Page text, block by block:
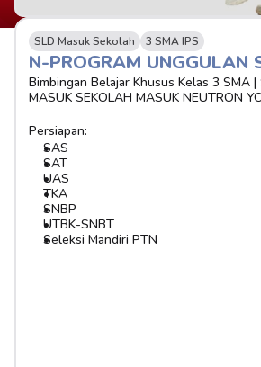
SLD Masuk Sekolah 3 SMA IPS
N-PROGRAM UNGGULAN
Bimbingan Belajar Khusus Kelas 3 SMA |
MASUK SEKOLAH MASUK NEUTRON
Persiapan:
SAS
SAT
UAS
TKA
SNBP
UTBK-SNBT
Seleksi Mandiri PTN